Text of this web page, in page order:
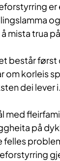
mista trua
består først
om korleis
dei lever i.
med
på
felles